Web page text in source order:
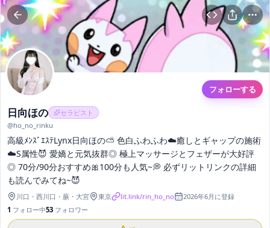
フォローする
日向ほの
セラピスト
@ho_no_rinku
高級ﾒﾝｽﾞｴｽﾃLynx日向ほの⛅️ 色白ふわふわ︎︎☁️癒しとギャップの施術︎︎
☁️S属性😈 愛嬌と元気抜群◎ 極上マッサージとフェザーが大好評
◎ 70分/90分おすすめ🎀100分も人気~💭 必ずリットリンクの詳細
も読んでみてね~😈
川口・西川口・蕨 ・大宮 東京 lit.link/rin_ho_no 2026年6月 に登録
1 フォロー中53 フォロワー